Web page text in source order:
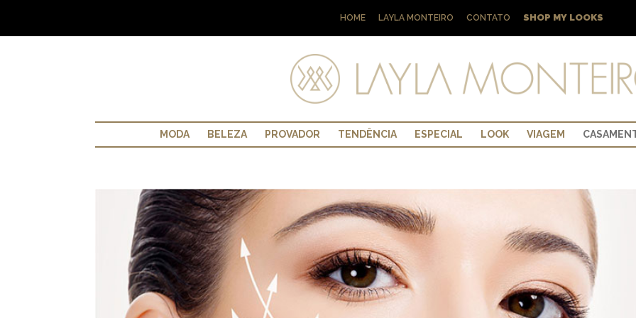
HOME LAYLA MONTEIRO CONTATO SHOP MY LOOKS
MODA BELEZA PROVADOR TENDÊNCIA ESPECIAL LOOK VIAGEM